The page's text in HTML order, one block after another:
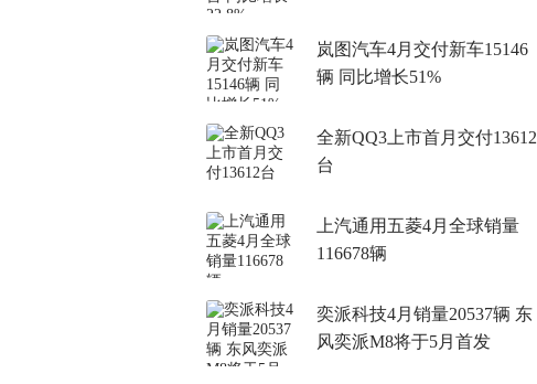
岚图汽车4月交付新车15146
辆 同比增长51%
全新QQ3上市首月交付13612
台
上汽通用五菱4月全球销量
116678辆
奕派科技4月销量20537辆 东
风奕派M8将于5月首发